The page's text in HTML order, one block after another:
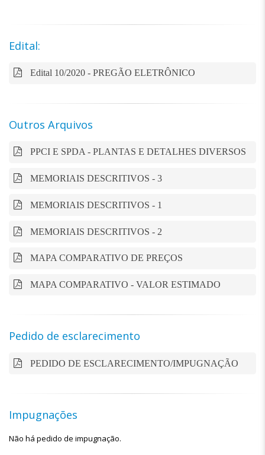
Edital:
Edital 10/2020 - PREGÃO ELETRÔNICO
Outros Arquivos
PPCI E SPDA - PLANTAS E DETALHES DIVERSOS
MEMORIAIS DESCRITIVOS - 3
MEMORIAIS DESCRITIVOS - 1
MEMORIAIS DESCRITIVOS - 2
MAPA COMPARATIVO DE PREÇOS
MAPA COMPARATIVO - VALOR ESTIMADO
Pedido de esclarecimento
PEDIDO DE ESCLARECIMENTO/IMPUGNAÇÃO
Impugnações
Não há pedido de impugnação.